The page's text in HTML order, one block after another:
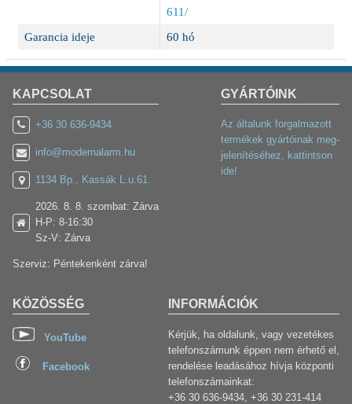
611/
Garancia ideje
60 hó
KAPCSOLAT
+36 30 636-9434
info@modernalarm.hu
1134 Bp., Kassák L.u.61.
2026. 8. 8. szombat: Zárva
H-P: 8-16:30
Sz-V: Zárva
Szerviz: Péntekenként zárva!
KÖZÖSSÉG
YouTube
Facebook
INFORMÁCIÓK
Kérjük, ha oldalunk, vagy vezetékes
telefonszámunk éppen nem érhető el,
rendelése leadásához hívja központi
telefonszámainkat:
+36 30 636-9434, +36 30 231-414
GYÁRTÓINK
Az általunk forgalmazott
termékek gyártóinak meg-
jelenítéséhez, kattintson
ide!